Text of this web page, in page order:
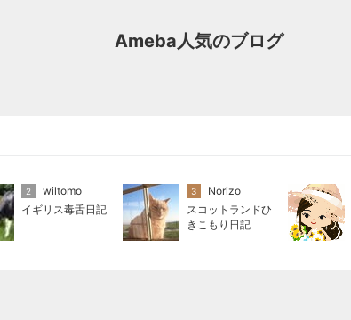
Ameba人気のブログ
2
wiltomo
イギリス毒舌日記
3
Norizo
スコットランドひ
きこもり日記